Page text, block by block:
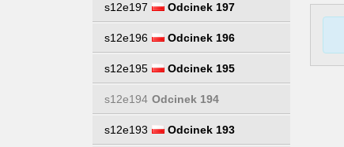
s12e197 Odcinek 197
s12e196 Odcinek 196
s12e195 Odcinek 195
s12e194 Odcinek 194
s12e193 Odcinek 193